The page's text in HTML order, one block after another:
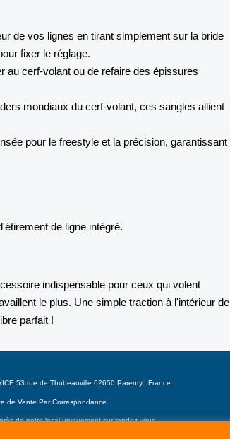
de vos lignes en tirant simplement sur la bride
fixer le réglage.
au cerf-volant ou de refaire des épissures
mondiaux du cerf-volant, ces sangles allient
pour le freestyle et la précision, garantissant
de ligne intégré.
indispensable pour ceux qui volent
le plus. Une simple traction à l'intérieur de
parfait !
53 rue de Thubeauville 62650 Parenty. France
de Vente Par Correspondance.
de notre local uniquement sur rendez-vous